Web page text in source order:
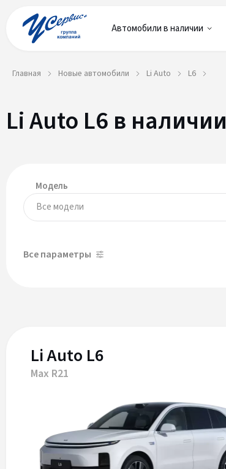
Автомобили в наличии
Главная Новые автомобили Li Auto L6
Li Auto L6 в наличии
Модель
Все модели
Все параметры
Li Auto L6
Max R21